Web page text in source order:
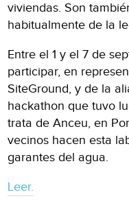
viviendas. Son
habitualmente de la
Entre el 1 y el 7 de
participar, en
SiteGround, y de la
hackathon que tuvo
trata de Anceu, en
vecinos hacen esta
garantes del agua.
Leer.